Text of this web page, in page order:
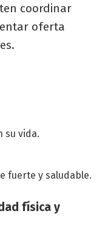
coordinar
oferta
su vida.
fuerte y saludable.
física y